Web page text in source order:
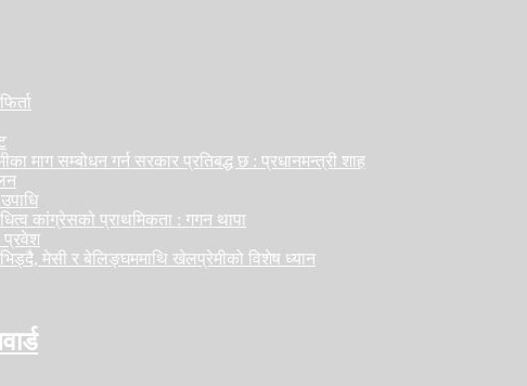
माग सम्बोधन गर्न सरकार प्रतिबद्ध छ : प्रधानमन्त्री शाह
कांग्रेसको प्राथमिकता : गगन थापा
प्रवेश
मेसी र बेलिङ्घममाथि खेलप्रेमीको विशेष ध्यान